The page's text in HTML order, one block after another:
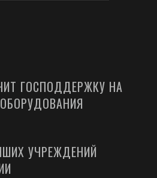
ГОСПОДДЕРЖКУ НА
УЧРЕЖДЕНИЙ